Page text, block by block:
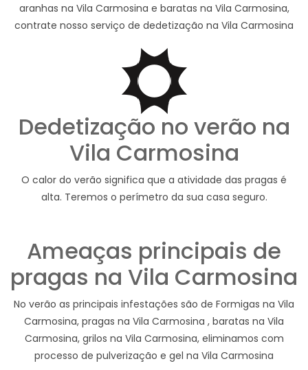
aranhas na Vila Carmosina e baratas na Vila Carmosina,
contrate nosso serviço de dedetização na Vila Carmosina
Dedetização no verão na
Vila Carmosina
O calor do verão significa que a atividade das pragas é
alta. Teremos o perímetro da sua casa seguro.
Ameaças principais de
pragas na Vila Carmosina
No verão as principais infestações são de Formigas na Vila
Carmosina, pragas na Vila Carmosina , baratas na Vila
Carmosina, grilos na Vila Carmosina, eliminamos com
processo de pulverização e gel na Vila Carmosina